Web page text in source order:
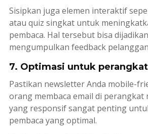
Sisipkan juga elemen interaktif
atau quiz singkat untuk
pembaca. Hal tersebut bisa
mengumpulkan feedback
7. Optimasi untuk
Pastikan newsletterAnda mobile-
orang membaca email di perangkat
yang responsif sangat penting
pembaca yang optimal.